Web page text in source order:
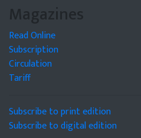
Magazines
Read Online
Subscription
Circulation
Tariff
Subscribe to print edition
Subscribe to digital edition